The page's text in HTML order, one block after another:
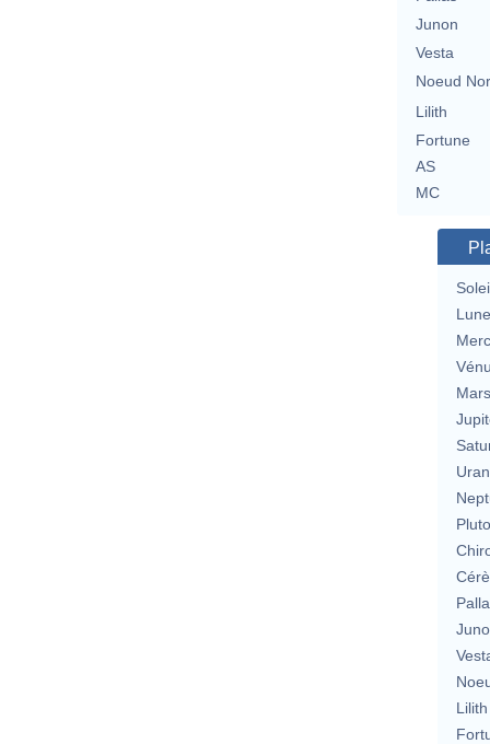
Junon
Vesta
Noeud
Lilith
Fortune
AS
MC
Lune
Mars
Lilith